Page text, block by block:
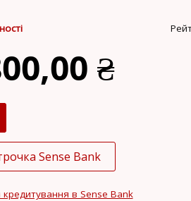
₴
Sense Bank
в Sense Bank